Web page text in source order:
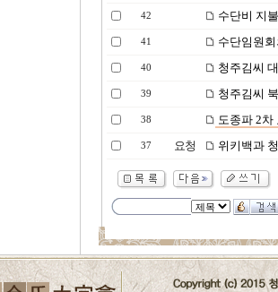
42 수단비 지
41 수단임원
40 청주김씨
39 청주김씨
38 도종파 2차
37 요청 위키백과